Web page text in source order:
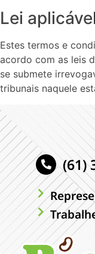
Lei aplicável
Estes termos e
acordo com as leis
se submete
tribunais naquele
(61)